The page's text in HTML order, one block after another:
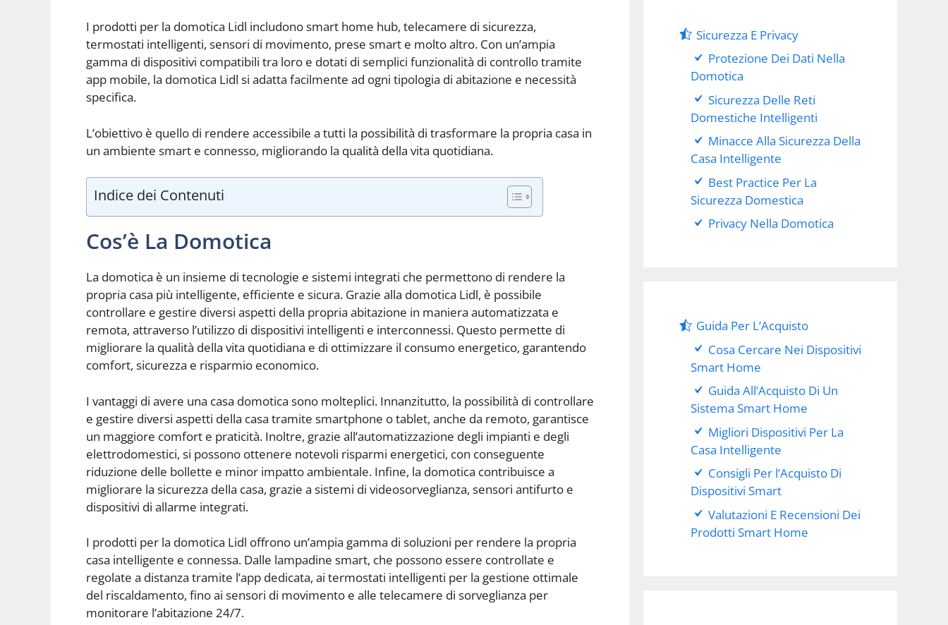
I prodotti per la domotica Lidl includono smart home hub, telecamere di sicurezza,
termostati intelligenti, sensori di movimento, prese smart e molto altro. Con un’ampia
gamma di dispositivi compatibili tra loro e dotati di semplici funzionalità di controllo tramite
app mobile, la domotica Lidl si adatta facilmente ad ogni tipologia di abitazione e necessità
specifica.
L’obiettivo è quello di rendere accessibile a tutti la possibilità di trasformare la propria casa in
un ambiente smart e connesso, migliorando la qualità della vita quotidiana.
Indice dei Contenuti
Cos’è La Domotica
La domotica è un insieme di tecnologie e sistemi integrati che permettono di rendere la
propria casa più intelligente, efficiente e sicura. Grazie alla domotica Lidl, è possibile
controllare e gestire diversi aspetti della propria abitazione in maniera automatizzata e
remota, attraverso l’utilizzo di dispositivi intelligenti e interconnessi. Questo permette di
migliorare la qualità della vita quotidiana e di ottimizzare il consumo energetico, garantendo
comfort, sicurezza e risparmio economico.
I vantaggi di avere una casa domotica sono molteplici. Innanzitutto, la possibilità di controllare
e gestire diversi aspetti della casa tramite smartphone o tablet, anche da remoto, garantisce
un maggiore comfort e praticità. Inoltre, grazie all’automatizzazione degli impianti e degli
elettrodomestici, si possono ottenere notevoli risparmi energetici, con conseguente
riduzione delle bollette e minor impatto ambientale. Infine, la domotica contribuisce a
migliorare la sicurezza della casa, grazie a sistemi di videosorveglianza, sensori antifurto e
dispositivi di allarme integrati.
I prodotti per la domotica Lidl offrono un’ampia gamma di soluzioni per rendere la propria
casa intelligente e connessa. Dalle lampadine smart, che possono essere controllate e
regolate a distanza tramite l’app dedicata, ai termostati intelligenti per la gestione ottimale
del riscaldamento, fino ai sensori di movimento e alle telecamere di sorveglianza per
monitorare l’abitazione 24/7.
Sicurezza E Privacy
Protezione Dei Dati Nella
Domotica
Sicurezza Delle Reti
Domestiche Intelligenti
Minacce Alla Sicurezza Della
Casa Intelligente
Best Practice Per La
Sicurezza Domestica
Privacy Nella Domotica
Guida Per L’Acquisto
Cosa Cercare Nei Dispositivi
Smart Home
Guida All’Acquisto Di Un
Sistema Smart Home
Migliori Dispositivi Per La
Casa Intelligente
Consigli Per l’Acquisto Di
Dispositivi Smart
Valutazioni E Recensioni Dei
Prodotti Smart Home